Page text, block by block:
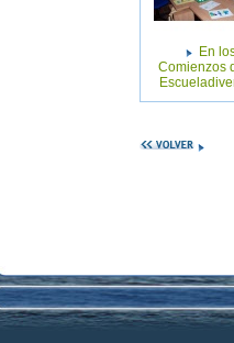
En
Comienzos